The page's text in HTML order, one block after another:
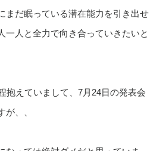
まだ眠っている潜在能力を引き出せ
一人と全力で向き合っていきたいと
抱えていまして、7月24日の発表会
が、、